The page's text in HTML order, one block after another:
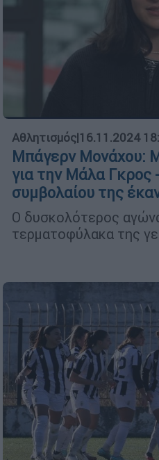
Αθλητισμός|16.11.2024
Μπάγερν Μονάχου:
για την Μάλα
συμβολαίου της
Ο δυσκολότερος
τερματοφύλακα της